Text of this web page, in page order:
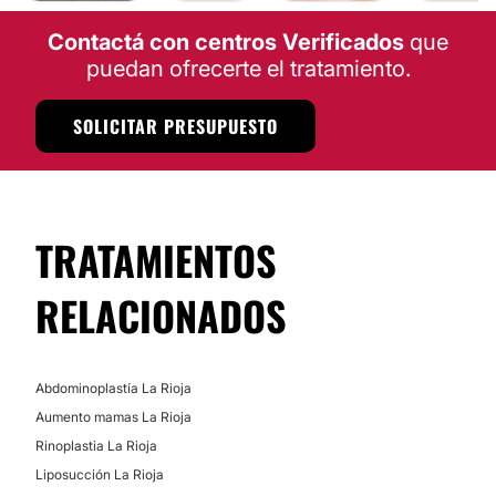
Mesoterapia
Tratamientos celulitis
Ultracavitación
Presoterapia
Contactá con centros Verificados que
puedan ofrecerte el tratamiento.
SOLICITAR PRESUPUESTO
TRATAMIENTOS
RELACIONADOS
Abdominoplastía La Rioja
Aumento mamas La Rioja
Rinoplastia La Rioja
Liposucción La Rioja